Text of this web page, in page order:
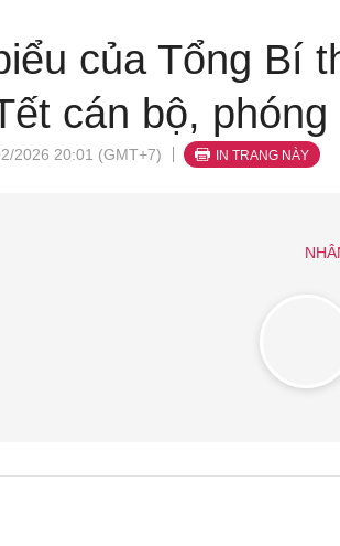
của Tổng Bí
cán bộ,
2026 20:01 (GMT+7) IN TRANG NÀY